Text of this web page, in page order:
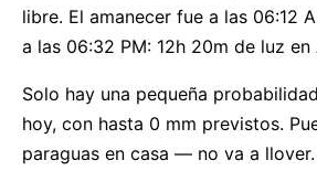
libre. El amanecer fue a las 06:12
a las 06:32 PM: 12h 20m de luz en
Solo hay una pequeña
hoy, con hasta 0 mm previstos.
paraguas en casa — no va a